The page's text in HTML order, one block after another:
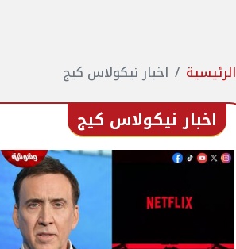
الرئيسية اخبار نيكولاس كيج
اخبار نيكولاس كيج